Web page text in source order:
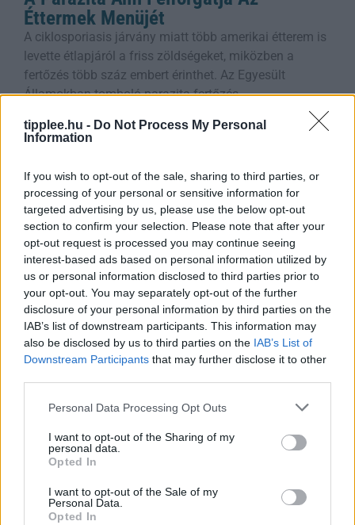
tipplee.hu - Do Not Process My Personal
Information
If you wish to opt-out of the sale, sharing to third parties, or
processing of your personal or sensitive information for
targeted advertising by us, please use the below opt-out
section to confirm your selection. Please note that after your
opt-out request is processed you may continue seeing
interest-based ads based on personal information utilized by
us or personal information disclosed to third parties prior to
your opt-out. You may separately opt-out of the further
disclosure of your personal information by third parties on the
IAB’s list of downstream participants. This information may
also be disclosed by us to third parties on the IAB’s List of
Downstream Participants that may further disclose it to other
Personal Data Processing Opt Outs
I want to opt-out of the Sharing of my
personal data.
Opted In
I want to opt-out of the Sale of my
Personal Data.
Opted In
Éttermek Menüjét
A ciklosporiasis járvány miatt több amerikai étterem is
levette étlapjáról a friss zöldségeket, miközben a
fertőzés több száz embert érinthet. Az Egyesült
Államokban tomboló parazita-fertőzés
Okos telefon, nyugodt szívvel:
Android-védelem a háttérben
emlékeinket és munkánkat is egyetlen eszközön
kezeljük. Az Android biztonság erősítése nem igényel
drasztikus változtatásokat
Rooby